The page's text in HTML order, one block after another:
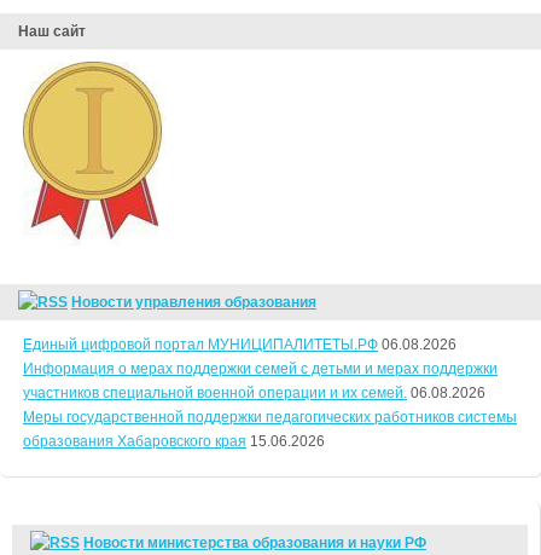
Наш сайт
Новости управления образования
Единый цифровой портал МУНИЦИПАЛИТЕТЫ.РФ 06.08.2026
Информация о мерах поддержки семей с детьми и мерах поддержки
участников специальной военной операции и их семей. 06.08.2026
Меры государственной поддержки педагогических работников системы
образования Хабаровского края 15.06.2026
Новости министерства образования и науки РФ